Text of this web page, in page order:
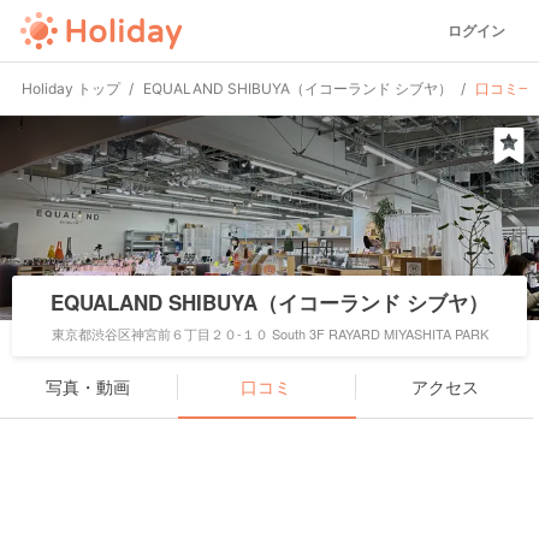
ログイン
Holiday トップ EQUALAND SHIBUYA（イコーランド シブヤ） 口コミ一
EQUALAND SHIBUYA（イコーランド シブヤ）
東京都渋谷区神宮前６丁目２０-１０ South 3F RAYARD MIYASHITA PARK
写真・動画 口コミ アクセス